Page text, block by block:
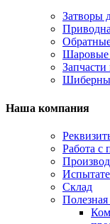
Затворы
Шаровые
Наша компания
Работа с
Склад